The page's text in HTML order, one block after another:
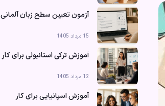
آزمون تعیین سطح زبان آلمانی
15 مرداد 1405
آموزش ترکی استانبولی برای کار
12 مرداد 1405
آموزش اسپانیایی برای کار